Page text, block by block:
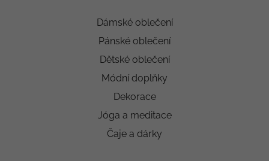
Dámské oblečení
Pánské oblečení
Dětské oblečení
Módní doplňky
Dekorace
Jóga a meditace
Čaje a dárky